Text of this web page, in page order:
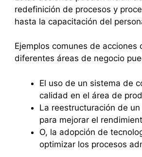
redefinición de procesos y
hasta la capacitación del
Ejemplos comunes de acciones
diferentes áreas de negocio
El uso de un sistema de
calidad en el área de
La reestructuración de
para mejorar el
O, la adopción de
optimizar los procesos